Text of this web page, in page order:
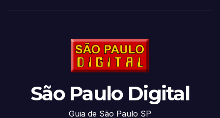
São Paulo Digital
Guia de São Paulo SP